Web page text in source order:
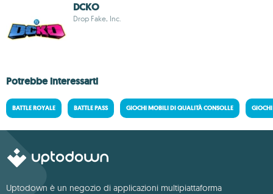
DCKO
Drop Fake, Inc.
Potrebbe interessarti
BATTLE ROYALE BATTLE PASS GIOCHI MOBILI DI QUALITÀ CONSOLLE GIOCHI
Uptodown è un negozio di applicazioni multipiattaforma